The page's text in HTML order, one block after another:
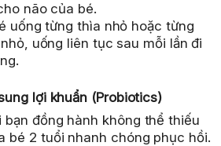
não của bé.
uống từng thìa nhỏ hoặc từng
uống liên tục sau mỗi lần đi
lợi khuẩn (Probiotics)
bạn đồng hành không thể thiếu
bé 2 tuổi nhanh chóng phục hồi.